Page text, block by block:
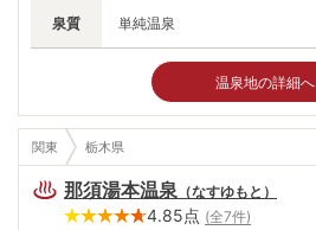
泉質 単純温泉
温泉地の詳細へ
関東 栃木県
那須湯本温泉 （なすゆもと ）
4.85点 (全7件)